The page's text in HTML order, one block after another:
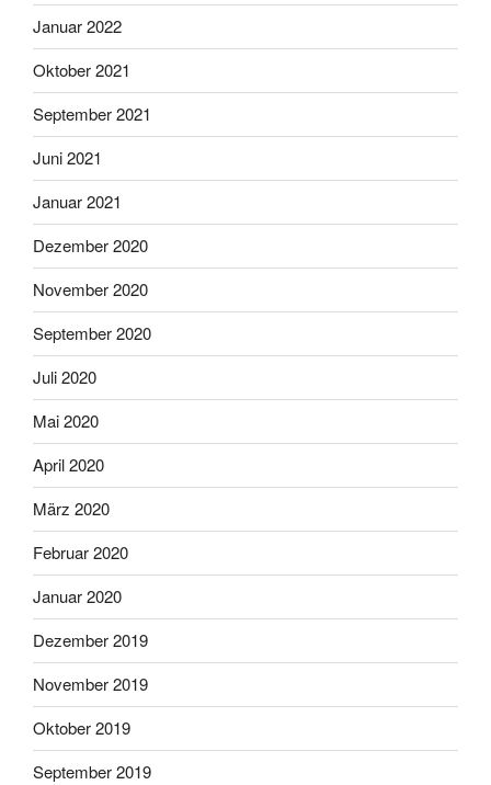
Januar 2022
Oktober 2021
September 2021
Juni 2021
Januar 2021
Dezember 2020
November 2020
September 2020
Juli 2020
Mai 2020
April 2020
März 2020
Februar 2020
Januar 2020
Dezember 2019
November 2019
Oktober 2019
September 2019